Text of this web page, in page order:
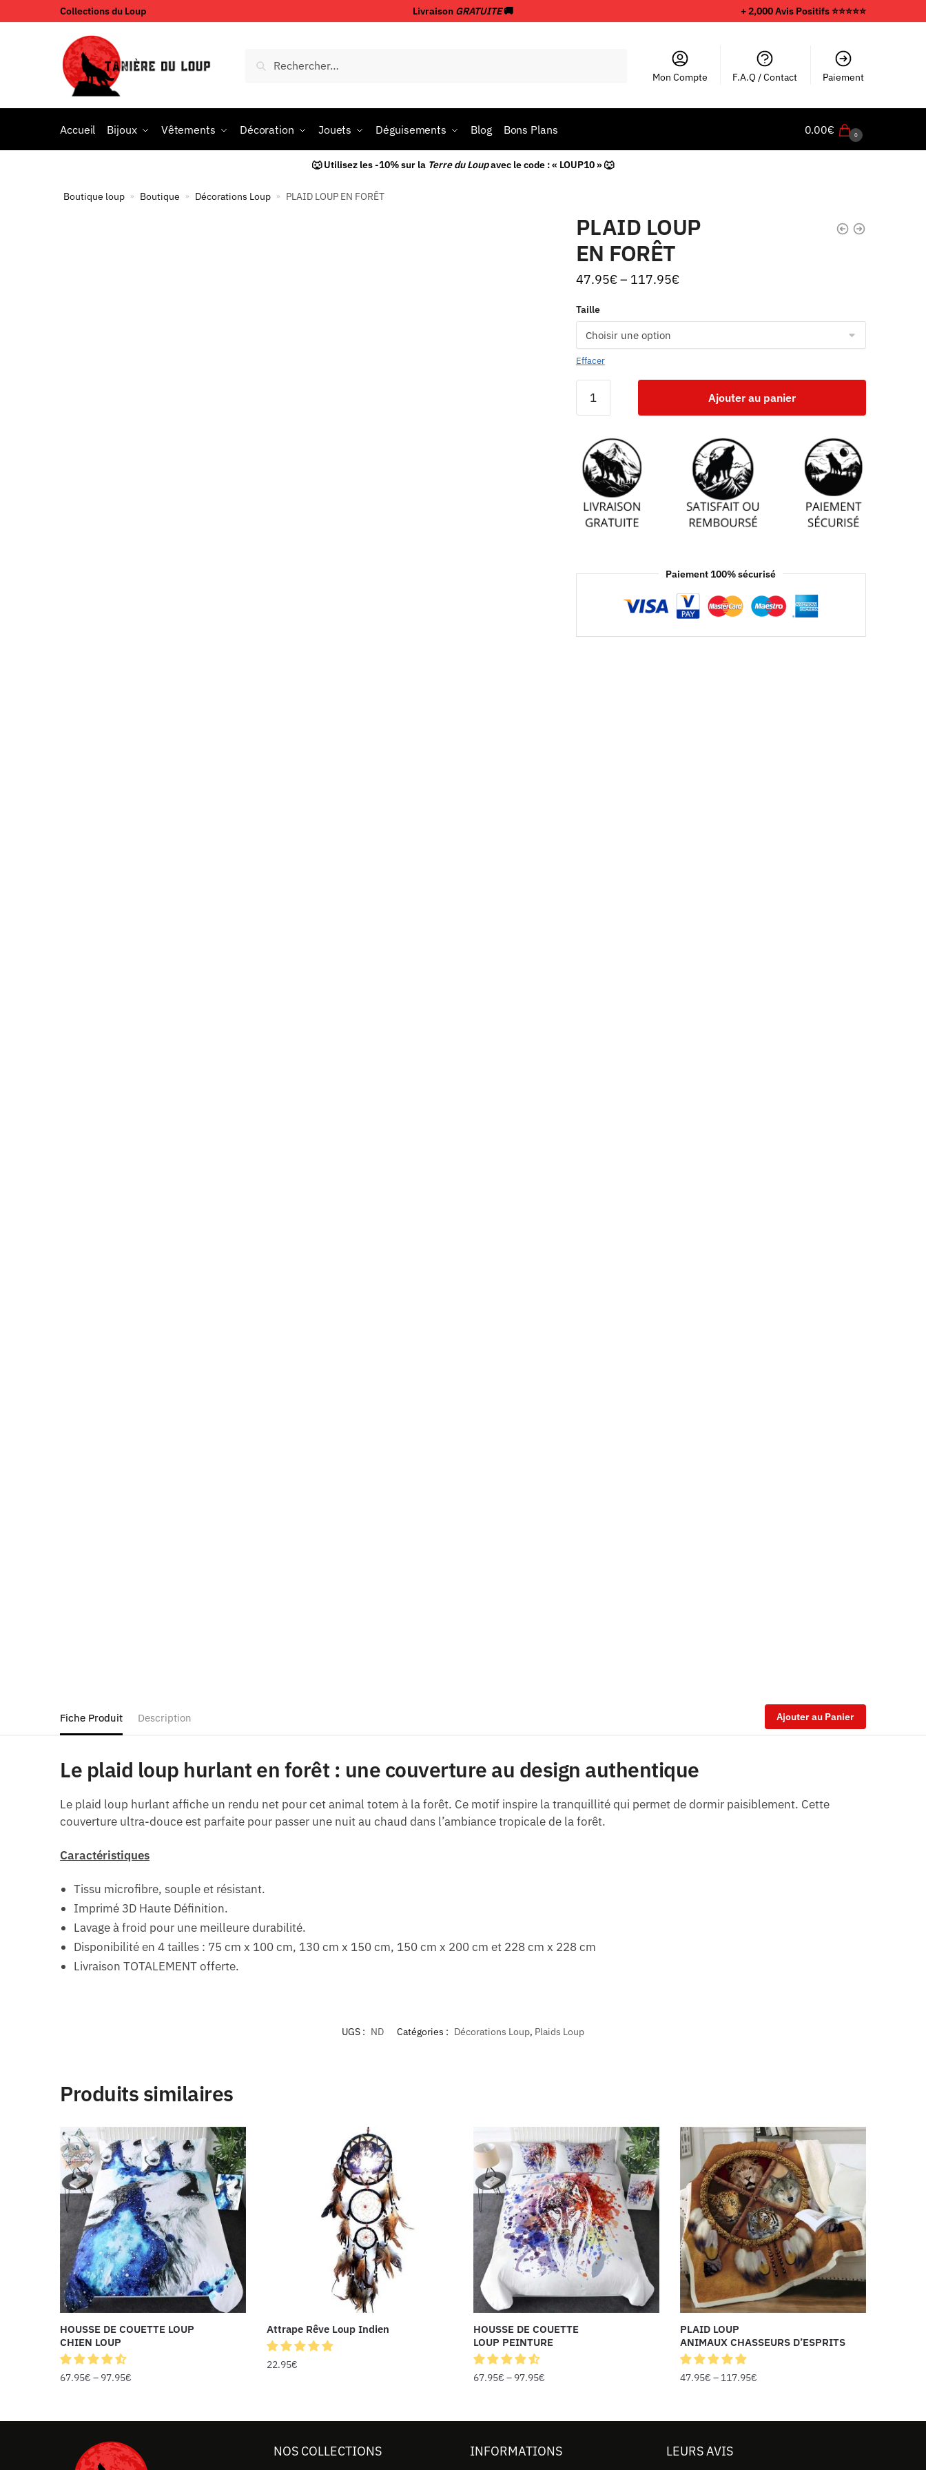
Collections du Loup Livraison GRATUITE🚚 + 2,000 Avis Positifs ⭐️⭐️⭐️⭐️⭐️
Mon Compte F.A.Q / Contact Paiement
Accueil Bijoux Vêtements Décoration Jouets Déguisements Blog Bons Plans 0.00€ 0
🐺 Utilisez les -10% sur la Terre du Loupavec le code : « LOUP10 » 🐺
Boutique loup » Boutique » Décorations Loup » PLAID LOUP EN FORÊT
PLAID LOUP
EN FORÊT
47.95€– 117.95€
Taille
Effacer
Ajouter au panier
Paiement 100% sécurisé
Fiche Produit Description Ajouter au Panier
Le plaid loup hurlant en forêt : une couverture au design authentique
Le plaid loup hurlant affiche un rendu net pour cet animal totem à la forêt. Ce motif inspire la tranquillité qui permet de dormir paisiblement. Cette
couverture ultra-douce est parfaite pour passer une nuit au chaud dans l’ambiance tropicale de la forêt.
Caractéristiques
Tissu microfibre, souple et résistant.
Imprimé 3D Haute Définition.
Lavage à froid pour une meilleure durabilité.
Disponibilité en 4 tailles : 75 cm x 100 cm, 130 cm x 150 cm, 150 cm x 200 cm et 228 cm x 228 cm
Livraison TOTALEMENT offerte.
UGS : ND Catégories : Décorations Loup, Plaids Loup
Produits similaires
HOUSSE DE COUETTE LOUP
CHIEN LOUP
67.95€ – 97.95€
Attrape Rêve Loup Indien
22.95€
HOUSSE DE COUETTE
LOUP PEINTURE
67.95€ – 97.95€
PLAID LOUP
ANIMAUX CHASSEURS D’ESPRITS
47.95€ – 117.95€
NOS COLLECTIONS INFORMATIONS LEURS AVIS